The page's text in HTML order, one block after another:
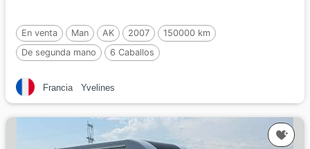
En venta Man AK 2007
150000 km
De segunda mano
6 Caballos
Francia Yvelines